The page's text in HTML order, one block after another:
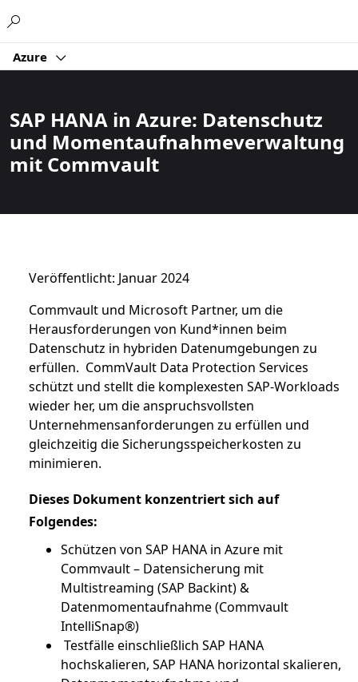
Azure
SAP HANA in Azure: Datenschutz
und Momentaufnahmeverwaltung
mit Commvault
Veröffentlicht: Januar 2024
Commvault und Microsoft Partner, um die
Herausforderungen von Kund*innen beim
Datenschutz in hybriden Datenumgebungen zu
erfüllen. CommVault Data Protection Services
schützt und stellt die komplexesten SAP-Workloads
wieder her, um die anspruchsvollsten
Unternehmensanforderungen zu erfüllen und
gleichzeitig die Sicherungsspeicherkosten zu
minimieren.
Dieses Dokument konzentriert sich auf
Folgendes:
Schützen von SAP HANA in Azure mit
Commvault – Datensicherung mit
Multistreaming (SAP Backint) &
Datenmomentaufnahme (Commvault
IntelliSnap®)
Testfälle einschließlich SAP HANA
hochskalieren, SAP HANA horizontal skalieren,